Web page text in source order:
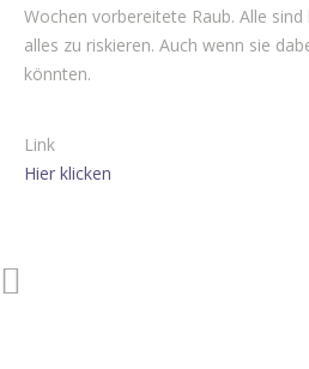
Wochen vorbereitete Raub. Alle
alles zu riskieren. Auch wenn sie
könnten.
Link
Hier klicken